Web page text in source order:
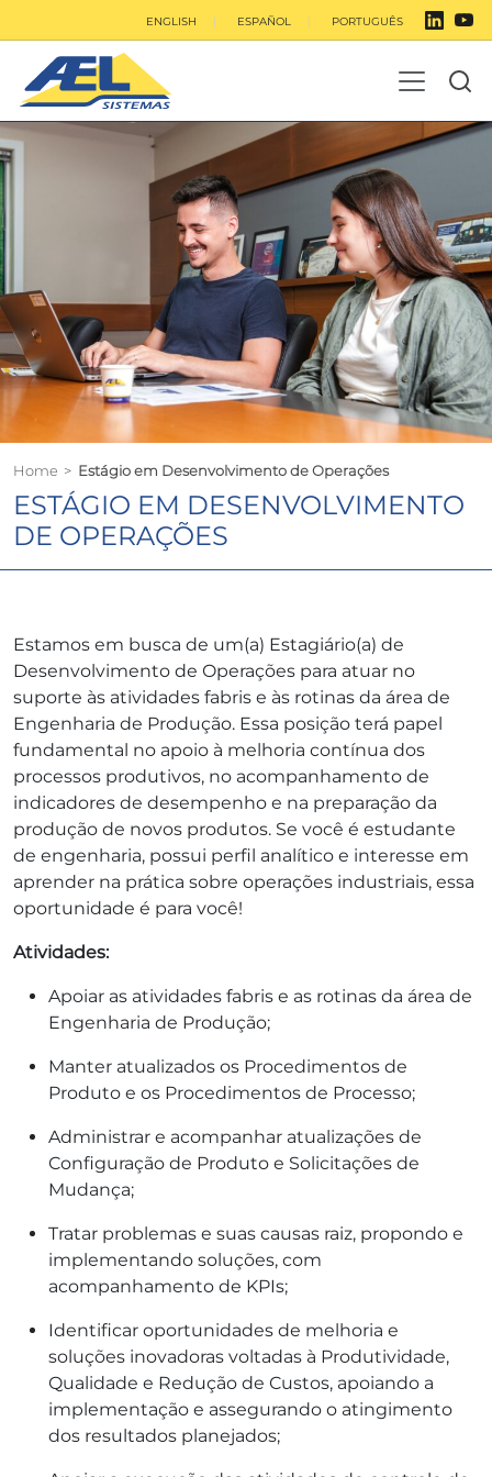
ENGLISH ESPAÑOL PORTUGUÊS
Home > Estágio em Desenvolvimento de Operações
ESTÁGIO EM DESENVOLVIMENTO
DE OPERAÇÕES
Estamos em busca de um(a) Estagiário(a) de
Desenvolvimento de Operações para atuar no
suporte às atividades fabris e às rotinas da área de
Engenharia de Produção. Essa posição terá papel
fundamental no apoio à melhoria contínua dos
processos produtivos, no acompanhamento de
indicadores de desempenho e na preparação da
produção de novos produtos. Se você é estudante
de engenharia, possui perfil analítico e interesse em
aprender na prática sobre operações industriais, essa
oportunidade é para você!
Atividades:
Apoiar as atividades fabris e as rotinas da área de
Engenharia de Produção;
Manter atualizados os Procedimentos de
Produto e os Procedimentos de Processo;
Administrar e acompanhar atualizações de
Configuração de Produto e Solicitações de
Mudança;
Tratar problemas e suas causas raiz, propondo e
implementando soluções, com
acompanhamento de KPIs;
Identificar oportunidades de melhoria e
soluções inovadoras voltadas à Produtividade,
Qualidade e Redução de Custos, apoiando a
implementação e assegurando o atingimento
dos resultados planejados;